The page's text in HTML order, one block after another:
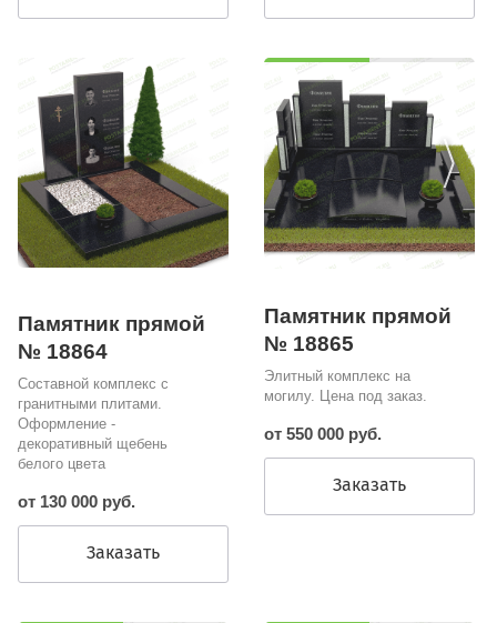
Памятник прямой
№ 18864
Составной комплекс с
гранитными плитами.
Оформление -
декоративный щебень
белого цвета
от 130 000 руб.
Заказать
Памятник прямой
№ 18865
Элитный комплекс на
могилу. Цена под заказ.
от 550 000 руб.
Заказать